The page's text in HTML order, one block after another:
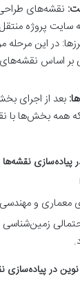
نقشه‌های
سایت پروژه
در این مرحله
بر اساس
بعد از اجرای
همه بخش‌ها با
نقشه‌ها
معماری و مهندسی
زمین‌شناسی
در پیاده‌سازی